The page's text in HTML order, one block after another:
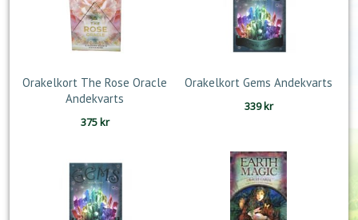
Orakelkort The Rose Oracle
Andekvarts
375kr
Orakelkort Gems Andekvarts
339kr